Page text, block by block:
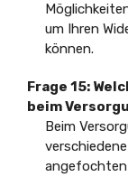
um Ihren
können.
Frage 15:
beim
Beim